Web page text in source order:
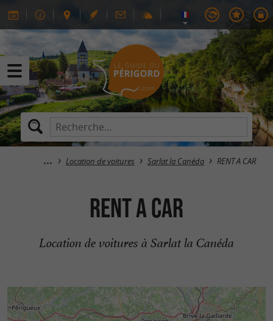
Location de voitures Sarlat la Canéda RENT A CAR
RENT A CAR
Location de voitures à Sarlat la Canéda